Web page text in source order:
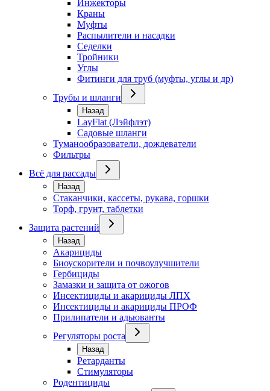
Инжекторы
Краны
Муфты
Распылители и насадки
Седелки
Тройники
Углы
Фитинги для труб (муфты, углы и др)
Трубы и шланги
Назад
LayFlat (Лэйфлэт)
Садовые шланги
Туманообразователи, дождеватели
Фильтры
Всё для рассады
Назад
Стаканчики, кассеты, рукава, горшки
Торф, грунт, таблетки
Защита растений
Назад
Акарициды
Биоускорители и почвоулучшители
Гербициды
Замазки и защита от ожогов
Инсектициды и акарициды ЛПХ
Инсектициды и акарициды ПРОФ
Прилипатели и адьюванты
Регуляторы роста
Назад
Ретарданты
Стимуляторы
Родентициды